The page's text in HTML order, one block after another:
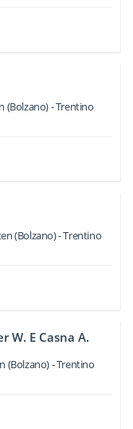
(Bolzano) -Trentino
(Bolzano) -Trentino
W. E Casna A.
(Bolzano) -Trentino